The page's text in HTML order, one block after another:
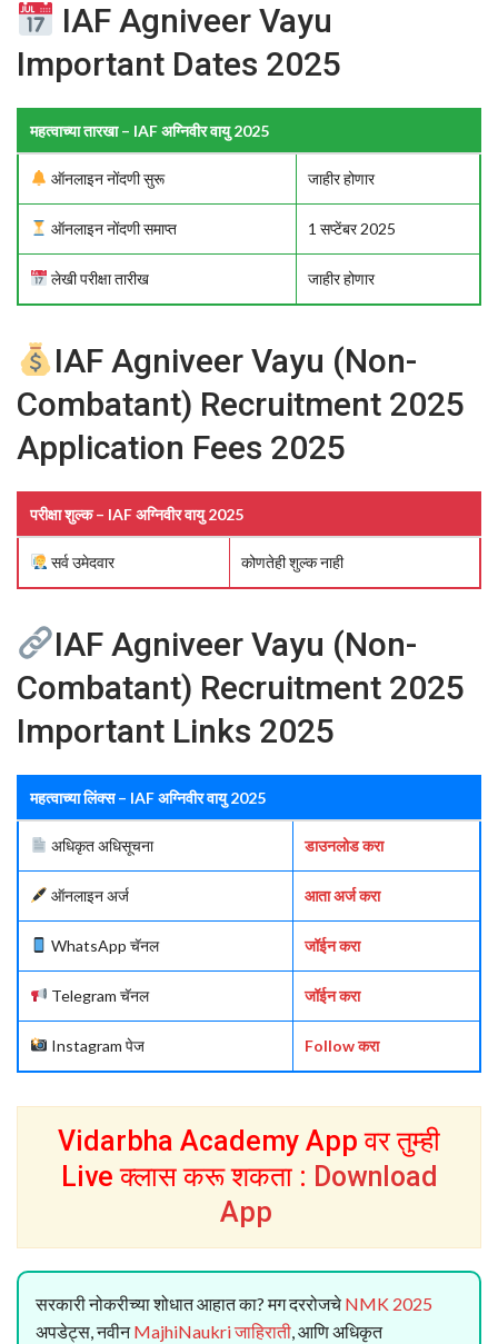
IAF Agniveer Vayu
Important Dates 2025
महत्वाच्या तारखा – IAF अग्निवीर वायु 2025
ऑनलाइन नोंदणी सुरू जाहीर होणार
ऑनलाइन नोंदणी समाप्त 1 सप्टेंबर 2025
लेखी परीक्षा तारीख जाहीर होणार
IAF Agniveer Vayu (Non-
Combatant) Recruitment 2025
Application Fees 2025
परीक्षा शुल्क – IAF अग्निवीर वायु 2025
सर्व उमेदवार कोणतेही शुल्क नाही
IAF Agniveer Vayu (Non-
Combatant) Recruitment 2025
Important Links 2025
महत्वाच्या लिंक्स – IAF अग्निवीर वायु 2025
अधिकृत अधिसूचना डाउनलोड करा
ऑनलाइन अर्ज आता अर्ज करा
WhatsApp चॅनल जॉईन करा
Telegram चॅनल जॉईन करा
Instagram पेज Follow करा
Vidarbha Academy App वर तुम्ही
Live क्लास करू शकता : Download
App
सरकारी नोकरीच्या शोधात आहात का? मग दररोजचे NMK 2025
अपडेट्स, नवीनMajhiNaukri जाहिराती, आणि अधिकृत